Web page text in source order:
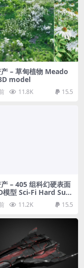
– 草甸植物 Meado
model
11.8K 15.5
– 405 组科幻硬表面
模型 Sci-Fi Hard Surf
405 DETAILS
11.2K 15.5